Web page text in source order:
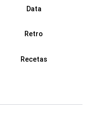
Data
Retro
Recetas